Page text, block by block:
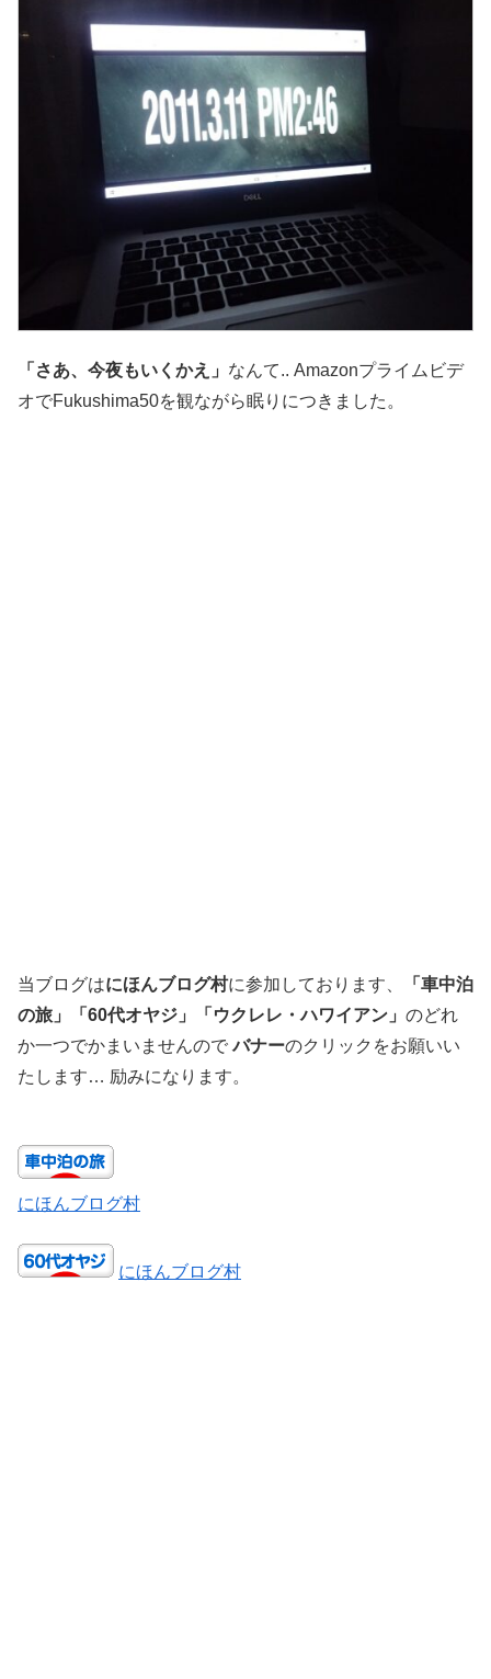
「さあ、今夜もいくかえ」 なんて.. Amazonプライムビデ
オでFukushima50を観ながら眠りにつきました。
当ブログはにほんブログ村に参加しております、
「車中泊
の旅」「60代オヤジ」「ウクレレ・ハワイアン」 のどれ
か一つでかまいませんのでバナーのクリックをお願いい
たします… 励みになります。
にほんブログ村
にほんブログ村